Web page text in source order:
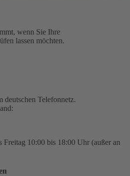
wenn Sie Ihre
lassen möchten.
deutschen Telefonnetz.
Freitag 10:00 bis 18:00 Uhr (außer an